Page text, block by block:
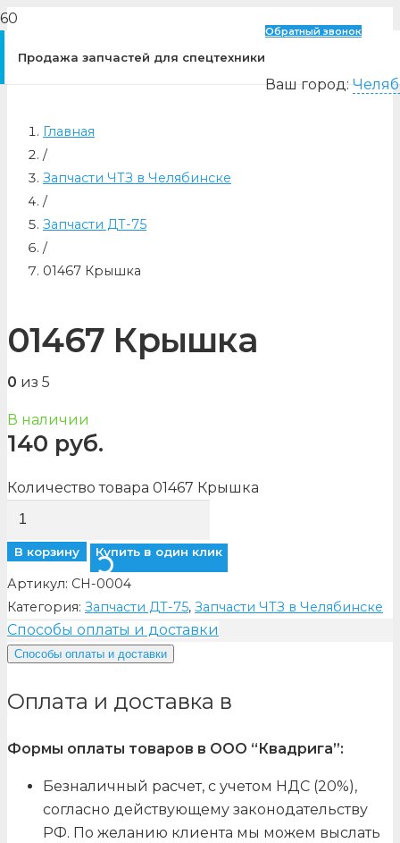
Продажа запчастей для спецтехники
Обратный звонок
Ваш город:
Главная
/
Запчасти ЧТЗ в Челябинске
/
Запчасти ДТ-75
/
01467 Крышка
01467 Крышка
0 из 5
В наличии
140 руб.
Количество товара 01467 Крышка
В корзину Купить в один клик
Артикул: CH-0004
Категория: Запчасти ДТ-75, Запчасти ЧТЗ в Челябинске
Способы оплаты и доставки
Способы оплаты и доставки
Оплата и доставка в
Формы оплаты товаров в ООО “Квадрига”:
Безналичный расчет, с учетом НДС (20%),
согласно действующему законодательству
РФ. По желанию клиента мы можем выслать